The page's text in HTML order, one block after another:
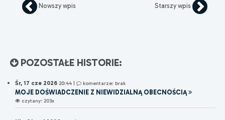
Nowszy wpis Starszy wpis
POZOSTAŁE HISTORIE:
Śr, 17 cze 2026 20:44 | komentarze: brak
MOJE DOŚWIADCZENIE Z NIEWIDZIALNĄ OBECNOŚCIĄ
czytany: 203x